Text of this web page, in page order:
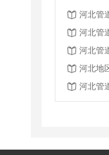
河北管
河北管
河北管
河北地
河北管